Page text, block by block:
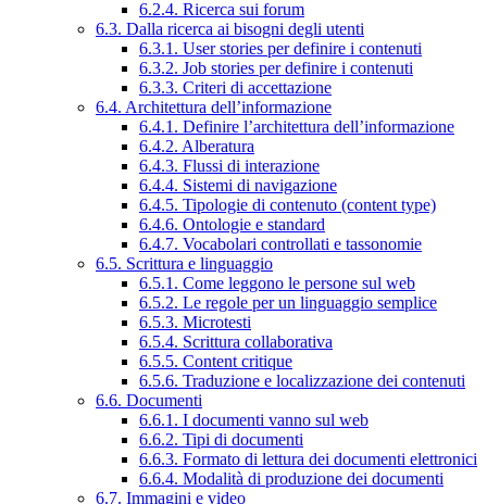
6.2.4. Ricerca sui forum
6.3. Dalla ricerca ai bisogni degli utenti
6.3.1. User stories per definire i contenuti
6.3.2. Job stories per definire i contenuti
6.3.3. Criteri di accettazione
6.4. Architettura dell’informazione
6.4.1. Definire l’architettura dell’informazione
6.4.2. Alberatura
6.4.3. Flussi di interazione
6.4.4. Sistemi di navigazione
6.4.5. Tipologie di contenuto (content type)
6.4.6. Ontologie e standard
6.4.7. Vocabolari controllati e tassonomie
6.5. Scrittura e linguaggio
6.5.1. Come leggono le persone sul web
6.5.2. Le regole per un linguaggio semplice
6.5.3. Microtesti
6.5.4. Scrittura collaborativa
6.5.5. Content critique
6.5.6. Traduzione e localizzazione dei contenuti
6.6. Documenti
6.6.1. I documenti vanno sul web
6.6.2. Tipi di documenti
6.6.3. Formato di lettura dei documenti elettronici
6.6.4. Modalità di produzione dei documenti
6.7. Immagini e video